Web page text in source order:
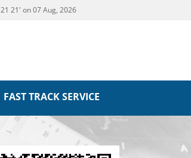
21 21' on 07 Aug, 2026
FAST TRACK SERVICE